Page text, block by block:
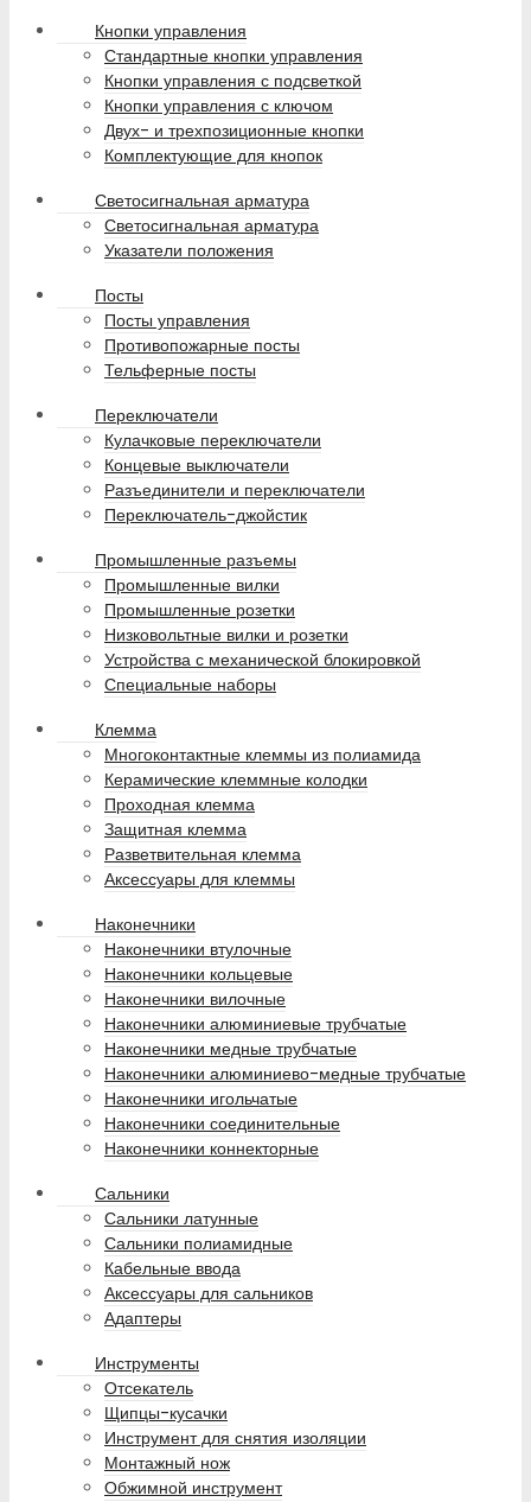
Кнопки управления
Стандартные кнопки управления
Кнопки управления с подсветкой
Кнопки управления с ключом
Двух- и трехпозиционные кнопки
Комплектующие для кнопок
Светосигнальная арматура
Светосигнальная арматура
Указатели положения
Посты
Посты управления
Противопожарные посты
Тельферные посты
Переключатели
Кулачковые переключатели
Концевые выключатели
Разъединители и переключатели
Переключатель-джойстик
Промышленные разъемы
Промышленные вилки
Промышленные розетки
Низковольтные вилки и розетки
Устройства с механической блокировкой
Специальные наборы
Клемма
Многоконтактные клеммы из полиамида
Керамические клеммные колодки
Проходная клемма
Защитная клемма
Разветвительная клемма
Аксессуары для клеммы
Наконечники
Наконечники втулочные
Наконечники кольцевые
Наконечники вилочные
Наконечники алюминиевые трубчатые
Наконечники медные трубчатые
Наконечники алюминиево-медные трубчатые
Наконечники игольчатые
Наконечники соединительные
Наконечники коннекторные
Сальники
Сальники латунные
Сальники полиамидные
Кабельные ввода
Аксессуары для сальников
Адаптеры
Инструменты
Отсекатель
Щипцы-кусачки
Инструмент для снятия изоляции
Монтажный нож
Обжимной инструмент